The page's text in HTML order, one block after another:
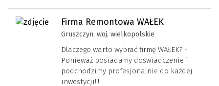
Firma Remontowa WAŁEK
Gruszczyn, woj. wielkopolskie
Dlaczego warto wybrać firmę WAŁEK? -
Ponieważ posiadamy doświadczenie i
podchodzimy profesjonalnie do każdej
inwestycji!!!